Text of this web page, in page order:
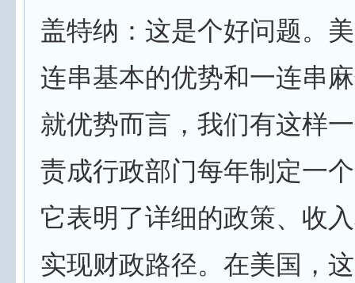
盖特纳：这是个好问题。
连串基本的优势和一连串
就优势而言，我们有这样
责成行政部门每年制定一
它表明了详细的政策、收
实现财政路径。在美国，